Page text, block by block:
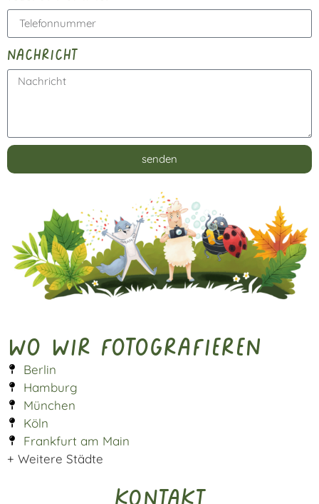
nachricht
senden
Wo wir fotografieren
Berlin
Hamburg
München
Köln
Frankfurt am Main
+ Weitere Städte
Kontakt